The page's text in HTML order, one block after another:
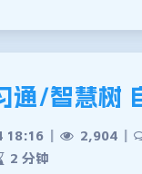
通/智慧树
18:16 2,904
2 分钟